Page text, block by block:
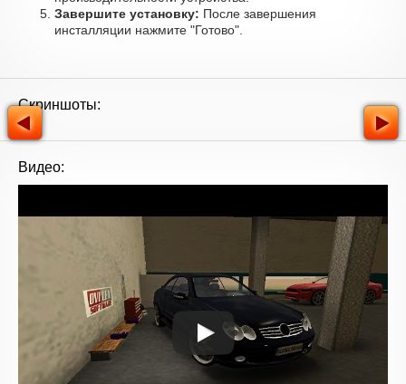
Завершите установку: После завершения
инсталляции нажмите "Готово".
Скриншоты:
Видео: